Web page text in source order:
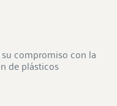
compromiso con la
de plásticos